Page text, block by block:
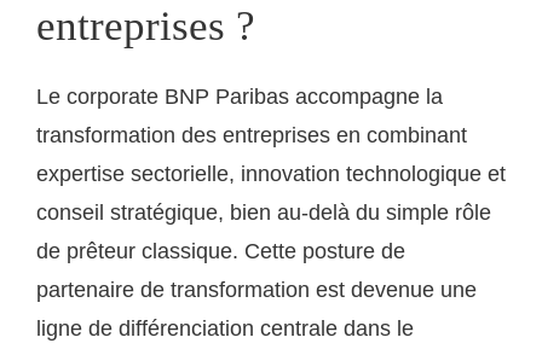
entreprises ?
Le corporate BNP Paribas accompagne la
transformation des entreprises en combinant
expertise sectorielle, innovation technologique et
conseil stratégique, bien au-delà du simple rôle
de prêteur classique. Cette posture de
partenaire de transformation est devenue une
ligne de différenciation centrale dans le